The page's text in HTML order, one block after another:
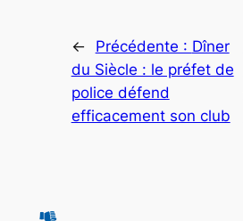
← Précédente : Dîner
du Siècle : le préfet de
police défend
efficacement son club